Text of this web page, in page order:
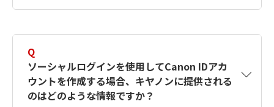
す。詳しい作成方法は【カメラ】Canon IDとは
何ですか？Canon IDの作成方法は？をご確認く
ださい。
Q
ソーシャルログインを使用してCanon IDアカ
ウントを作成する場合、キヤノンに提供される
のはどのような情報ですか？